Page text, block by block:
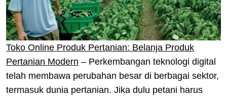
Toko Online Produk Pertanian: Belanja Produk
Pertanian Modern – Perkembangan teknologi digital
telah membawa perubahan besar di berbagai sektor,
termasuk dunia pertanian. Jika dulu petani harus